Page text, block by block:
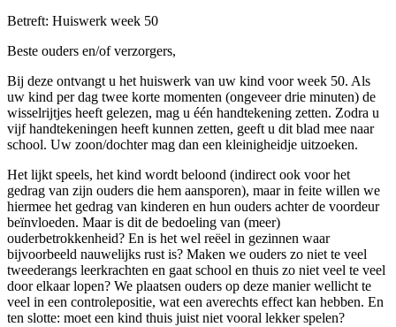
Betreft: Huiswerk week 50
Beste ouders en/of verzorgers,
Bij deze ontvangt u het huiswerk van uw kind voor week 50. Als
uw kind per dag twee korte momenten (ongeveer drie minuten) de
wisselrijtjes heeft gelezen, mag u één handtekening zetten. Zodra u
vijf handtekeningen heeft kunnen zetten, geeft u dit blad mee naar
school. Uw zoon/dochter mag dan een kleinigheidje uitzoeken.
Het lijkt speels, het kind wordt beloond (indirect ook voor het
gedrag van zijn ouders die hem aansporen), maar in feite willen we
hiermee het gedrag van kinderen en hun ouders achter de voordeur
beïnvloeden. Maar is dit de bedoeling van (meer)
ouderbetrokkenheid? En is het wel reëel in gezinnen waar
bijvoorbeeld nauwelijks rust is? Maken we ouders zo niet te veel
tweederangs leerkrachten en gaat school en thuis zo niet veel te veel
door elkaar lopen? We plaatsen ouders op deze manier wellicht te
veel in een controlepositie, wat een averechts effect kan hebben. En
ten slotte: moet een kind thuis juist niet vooral lekker spelen?